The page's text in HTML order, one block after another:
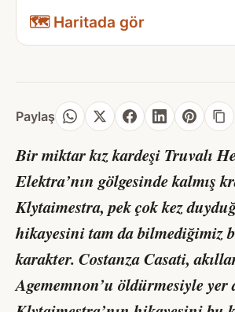
🗺️ Haritada gör
Paylaş
Bir miktar kız kardeşi Truvalı
Elektra’nın gölgesinde kalmış
Klytaimestra, pek çok kez
hikayesini tam da bilmediğimiz
karakter. Costanza Casati,
Agememnon’u öldürmesiyle yer